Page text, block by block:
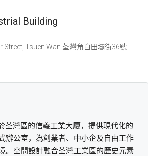
Building
Street, Tsuen Wan 荃灣角白田壩街36號
荃灣區的信義工業大廈，提供現代化的
辦公室，為創業者、中小企及自由工作
。空間設計融合荃灣工業區的歷史元素